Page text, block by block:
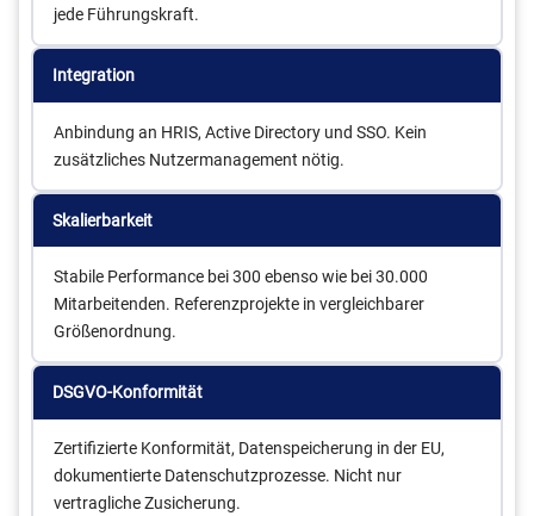
jede Führungskraft.
Integration
Anbindung an HRIS, Active Directory und SSO. Kein
zusätzliches Nutzermanagement nötig.
Skalierbarkeit
Stabile Performance bei 300 ebenso wie bei 30.000
Mitarbeitenden. Referenzprojekte in vergleichbarer
Größenordnung.
DSGVO-Konformität
Zertifizierte Konformität, Datenspeicherung in der EU,
dokumentierte Datenschutzprozesse. Nicht nur
vertragliche Zusicherung.